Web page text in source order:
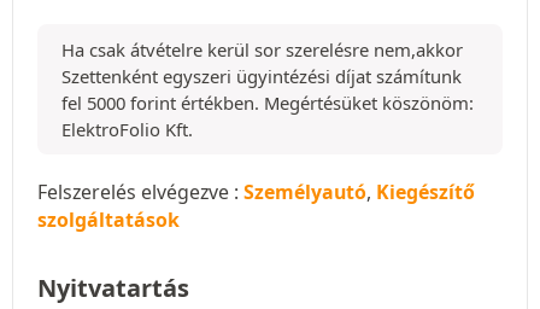
Ha csak átvételre kerül sor szerelésre nem,akkor
Szettenként egyszeri ügyintézési díjat számítunk
fel 5000 forint értékben. Megértésüket köszönöm:
ElektroFolio Kft.
Felszerelés elvégezve : Személyautó, Kiegészítő
szolgáltatások
Nyitvatartás